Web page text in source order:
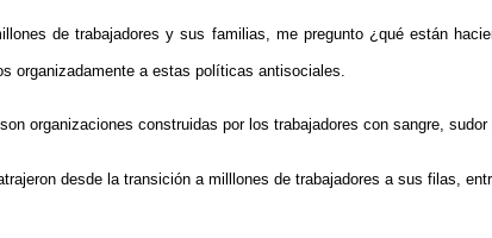
de trabajadores y sus familias, me pregunto ¿qué están
organizadamente a estas políticas antisociales.
organizaciones construidas por los trabajadores con sangre, sudor
desde la transición a milllones de trabajadores a sus filas,